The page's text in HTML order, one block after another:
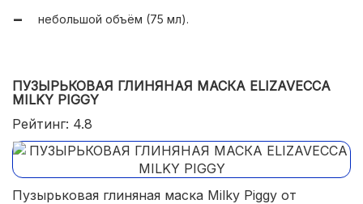
результат идентичен салонному уходу у
небольшой объём (75 мл).
ПУЗЫРЬКОВАЯ ГЛИНЯНАЯ МАСКА ELIZAVECCA
MILKY PIGGY
Рейтинг: 4.8
Пузырьковая глиняная маска Milky Piggy от